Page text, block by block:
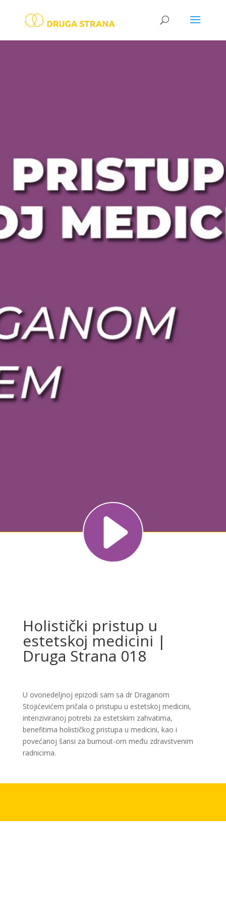
Holistički pristup u
estetskoj medicini |
Druga Strana 018
U ovonedeljnoj epizodi sam sa dr Draganom
Stojićevićem pričala o pristupu u estetskoj medicini,
intenziviranoj potrebi za estetskim zahvatima,
benefitima holističkog pristupa u medicini, kao i
povećanoj šansi za burnout-om među zdravstvenim
radnicima.